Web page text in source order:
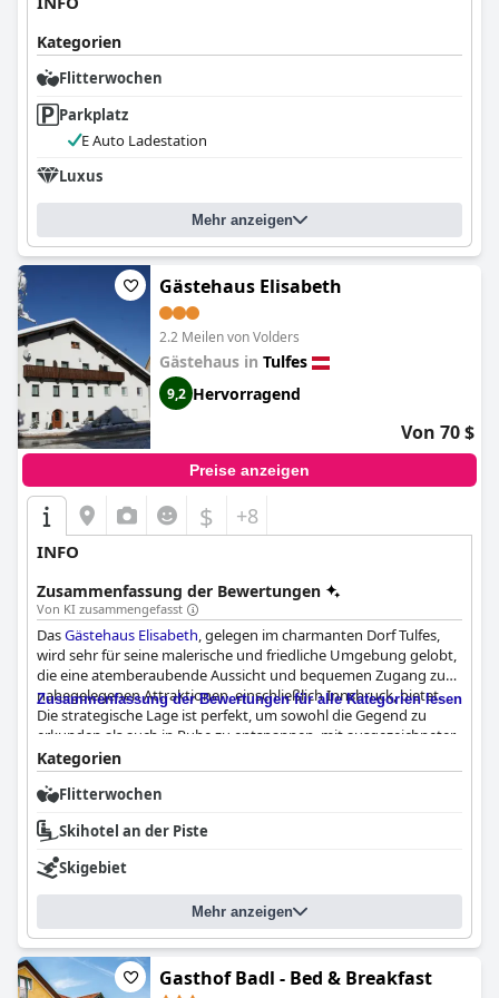
Insgesamt wird für seine Kombination aus malerischer Lage,
außergewöhnlichem Personal, herzhafter traditioneller Küche
und sauberen, komfortablen Unterkünften geschätzt, was es zu
einer beliebten Wahl für Reisende in der Tiroler Region macht.
Kategorien
Flitterwochen
Parkplatz
E Auto Ladestation
Luxus
Mehr anzeigen
Gästehaus Elisabeth
2.2 Meilen von Volders
Gästehaus in Tulfes
9,2 Hervorragend
Von 70 $
Preise anzeigen
$ +8
INFO
Zusammenfassung der Bewertungen
Von KI zusammengefasst
DasGästehaus Elisabeth, gelegen im charmanten Dorf Tulfes,
wird sehr für seine malerische und friedliche Umgebung gelobt,
die eine atemberaubende Aussicht und bequemen Zugang zu
nahegelegenen Attraktionen, einschließlich Innsbruck, bietet.
Die strategische Lage ist perfekt, um sowohl die Gegend zu
erkunden als auch in Ruhe zu entspannen, mit ausgezeichneter
Autobahnanbindung und einer Bushaltestelle, die eine
kostenlose Fahrt nach Innsbruck innerhalb von 30 Minuten
ermöglicht. Das Dorf selbst bietet großartige
Wandermöglichkeiten, und das Gästehaus bietet ausreichend
Parkplätze und moderne Annehmlichkeiten.
Das Frühstück im
Qualität, Vielfalt und Fülle gelobt. Die Gäste genießen eine große
Auswahl an süßen und herzhaften Speisen mit der Möglichkeit,
frisch zubereitete Eier zu bestellen. Das Frühstücksbuffet ist
reichhaltig mit frischen Produkten bestückt, und trotz einiger
kleiner Beschwerden über den Kaffee wird das Gesamterlebnis
Zusammenfassung der Bewertungen für alle Kategorien lesen
Kategorien
Flitterwochen
Skihotel an der Piste
Skigebiet
Mehr anzeigen
Gasthof Badl - Bed & Breakfast